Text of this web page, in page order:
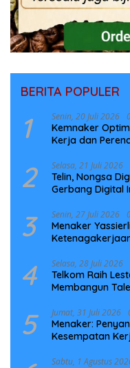
BERITA POPULER
1 Senin, 20 Juli 2026
Kemnaker
Kerja dan
2 Selasa, 21 Juli 2026
Telin, Nongsa
Gerbang Digital
3 Senin, 27 Juli 2026
Menaker
4 Selasa, 28 Juli 2026
Telkom Raih
Membangun
5 Jumat, 31 Juli 2026
Menaker:
Kesempatan
Sabtu, 1 Agustus